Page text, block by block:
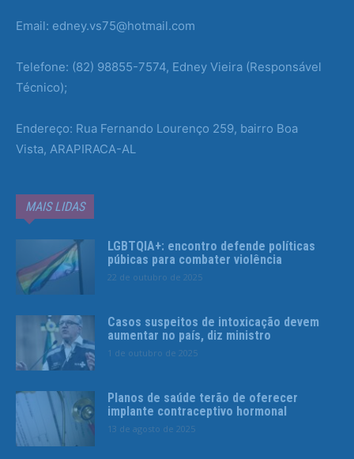
Email: edney.vs75@hotmail.com
Telefone: (82) 98855-7574, Edney Vieira (Responsável
Técnico);
Endereço: Rua Fernando Lourenço 259, bairro Boa
Vista, ARAPIRACA-AL
MAIS LIDAS
LGBTQIA+: encontro defende políticas
púbicas para combater violência
22 de outubro de 2025
Casos suspeitos de intoxicação devem
aumentar no país, diz ministro
1 de outubro de 2025
Planos de saúde terão de oferecer
implante contraceptivo hormonal
13 de agosto de 2025